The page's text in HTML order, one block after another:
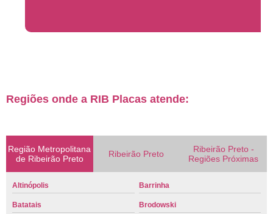
Regiões onde a RIB Placas atende:
Região Metropolitana
de Ribeirão Preto
Ribeirão Preto
Ribeirão Preto -
Regiões Próximas
Altinópolis Barrinha
Batatais Brodowski